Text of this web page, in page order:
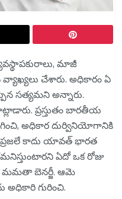
మాజీ
చేశారు. అధికారం ఏ
స‌త్య‌మ‌ని అన్నారు.
ప్రస్తుతం బార‌తీయ
అధికార దుర్వినియోగానికి
ప్ర‌జ‌లే కాదు యావ‌త్ భార‌త
ఏదో ఒక రోజు
మ‌మ‌తా బెనర్జీ. ఆమె
అధికారి గురించి.